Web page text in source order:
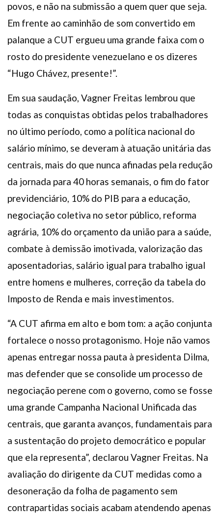
povos, e não na submissão a quem quer que seja.
Em frente ao caminhão de som convertido em
palanque a CUT ergueu uma grande faixa com o
rosto do presidente venezuelano e os dizeres
“Hugo Chávez, presente!”.
Em sua saudação, Vagner Freitas lembrou que
todas as conquistas obtidas pelos trabalhadores
no último período, como a política nacional do
salário mínimo, se deveram à atuação unitária das
centrais, mais do que nunca afinadas pela redução
da jornada para 40 horas semanais, o fim do fator
previdenciário, 10% do PIB para a educação,
negociação coletiva no setor público, reforma
agrária, 10% do orçamento da união para a saúde,
combate à demissão imotivada, valorização das
aposentadorias, salário igual para trabalho igual
entre homens e mulheres, correção da tabela do
Imposto de Renda e mais investimentos.
“A CUT afirma em alto e bom tom: a ação conjunta
fortalece o nosso protagonismo. Hoje não vamos
apenas entregar nossa pauta à presidenta Dilma,
mas defender que se consolide um processo de
negociação perene com o governo, como se fosse
uma grande Campanha Nacional Unificada das
centrais, que garanta avanços, fundamentais para
a sustentação do projeto democrático e popular
que ela representa”, declarou Vagner Freitas. Na
avaliação do dirigente da CUT medidas como a
desoneração da folha de pagamento sem
contrapartidas sociais acabam atendendo apenas